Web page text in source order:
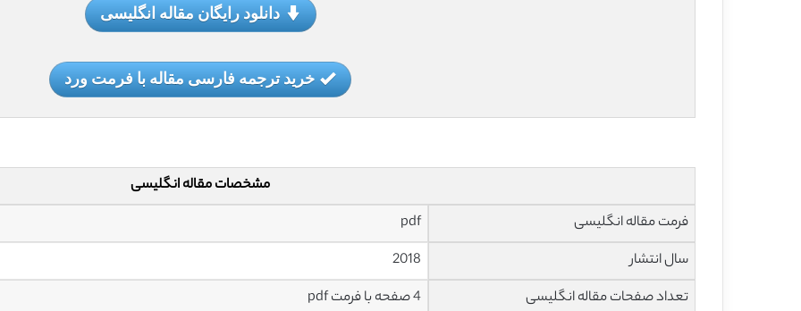
دانلود رایگان مقاله انگلیسی
خرید ترجمه فارسی مقاله با فرمت ورد
مشخصات مقاله انگلیسی
فرمت مقاله انگلیسی
pdf
سال انتشار
2018
تعداد صفحات مقاله انگلیسی
4 صفحه با فرمت pdf